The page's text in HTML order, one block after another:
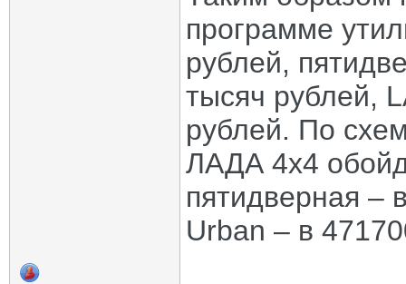
программе
рублей,
тысяч рублей,
рублей. По
ЛАДА 4х4
пятидверная –
Urban – в